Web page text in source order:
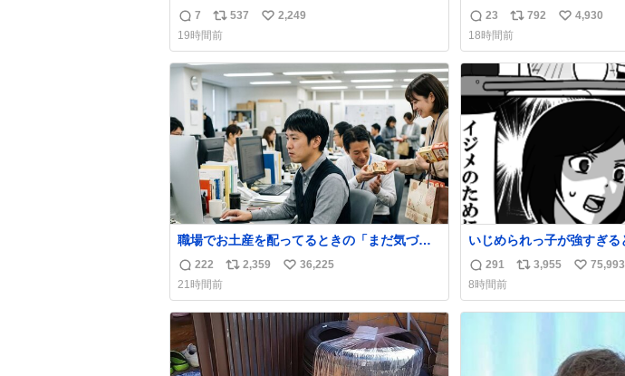
えんがわの寿司を探している人へ！ シュガー
バタークレープは目黒、品川、蒲田、渋谷、
川崎、横浜、鶴見、九州の一部エリア限定商
品で8月5日に発注が終了したため店舗に置い
てあるところ少ないですが見つけたら即買い
です🤩❣️
返
信
数
7
リ
ポ
ス
ト
数
537
い
ね
数
2,249
19時間前
返
信
数
23
リ
ポ
ス
ト
数
792
い
ね
数
4,930
18時間前
職場でお土産を配ってるときの「まだ気づい
てませんよ」的な演技が毎回シンドい。
返
信
数
222
リ
ス
ト
数
2,359
い
ね
数
36,225
21時間前
いじめられっ子が強すぎる
返
信
数
291
リ
ス
3,955
い
ね
75,993
8時間前